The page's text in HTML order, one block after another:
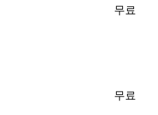
무료
무료